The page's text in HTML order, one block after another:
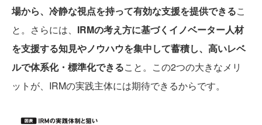
場から、冷静な視点を持って有効な支援を提供できるこ
と。さらには、 IRMの考え方に基づくイノベーター人材
を支援する知見やノウハウを集中して蓄積し、高いレベ
ルで体系化・標準化できること。この2つの大きなメリ
ットが、IRMの実践主体には期待できるからです。